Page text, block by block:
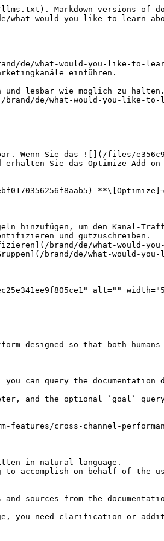
Markdown versions of
would-you-like-to-learn-
de/what-would-you-like-to-
einführen.
lesbar wie möglich zu
de/what-would-you-like-to-
Sie das ![](/files/
erhalten Sie das Optimize-
hinzufügen, um den Kanal-
und gutzuschreiben.
brand/de/what-would-
designed so that both
query the documentation
and the optional `goal`
cross-channel-
in natural language.
accomplish on behalf of the
sources from the
you need clarification or